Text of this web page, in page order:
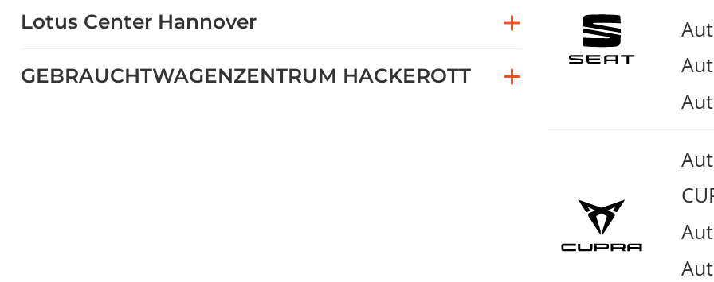
Lotus Center Hannover
GEBRAUCHTWAGENZENTRUM HACKEROTT